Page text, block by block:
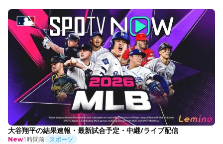
大谷翔平の結果速報・最新試合予定・中継/ライブ配信
New1時間前 スポーツ